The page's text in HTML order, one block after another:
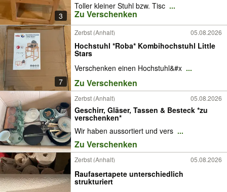
3
Toller kleiner Stuhl bzw. Tisc ...
Zu Verschenken
7
Zerbst (Anhalt) 05.08.2026
Hochstuhl *Roba* Kombihochstuhl Little
Stars
Verschenken einen Hochstuhl&#x ...
Zu Verschenken
Zerbst (Anhalt) 05.08.2026
Geschirr, Gläser, Tassen & Besteck *zu
verschenken*
Wir haben aussortiert und vers ...
Zu Verschenken
Zerbst (Anhalt) 05.08.2026
Raufasertapete unterschiedlich
strukturiert